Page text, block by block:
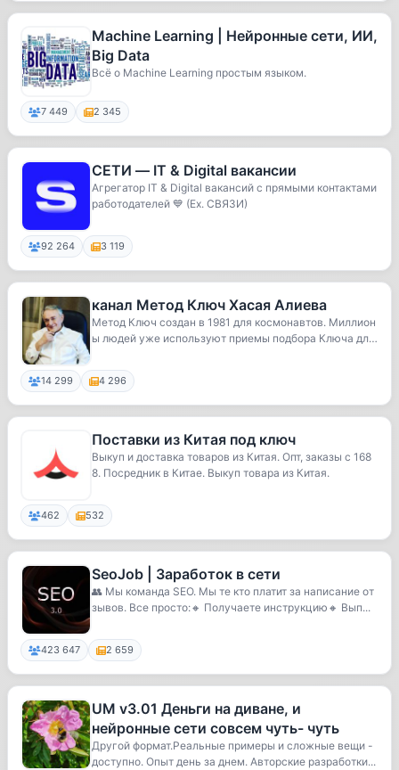
Machine Learning | Нейронные сети, ИИ,
Big Data
Всё о Machine Learning простым языком.
7 449 2 345
СЕТИ — IT & Digital вакансии
Агрегатор IT & Digital вакансий с прямыми контактами
работодателей 💙 (Ex. СВЯЗИ)
92 264 3 119
канал Метод Ключ Хасая Алиева
Метод Ключ создан в 1981 для космонавтов. Миллион
ы людей уже используют приемы подбора Ключа для
14 299 4 296
Поставки из Китая под ключ
Выкуп и доставка товаров из Китая. Опт, заказы с 168
8. Посредник в Китае. Выкуп товара из Китая.
462 532
SeoJob | Заработок в сети
👥 Мы команда SEO. Мы те кто платит за написание от
зывов. Все просто:🔸️ Получаете инструкцию🔸️ Вып...
423 647 2 659
UM v3.01 Деньги на диване, и
нейронные сети совсем чуть- чуть
Другой формат.Реальные примеры и сложные вещи -
доступно. Опыт день за днем. Авторские разработки...